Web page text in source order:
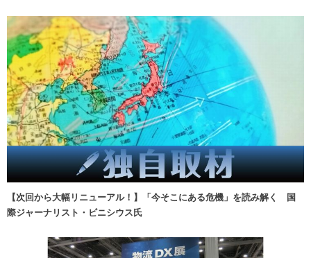
【次回から大幅リニューアル！】「今そこにある危機」を読み解く 国
際ジャーナリスト・ビニシウス氏